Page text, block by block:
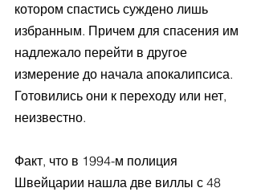
котором спастись суждено лишь
избранным. Причем для спасения им
надлежало перейти в другое
измерение до начала апокалипсиса.
Готовились они к переходу или нет,
неизвестно.
Факт, что в 1994-м полиция
Швейцарии нашла две виллы с 48